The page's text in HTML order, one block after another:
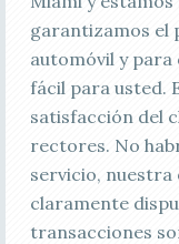
garantizamos el
automóvil y para
fácil para usted.
satisfacción del
rectores. No
servicio,
claramente
transacciones